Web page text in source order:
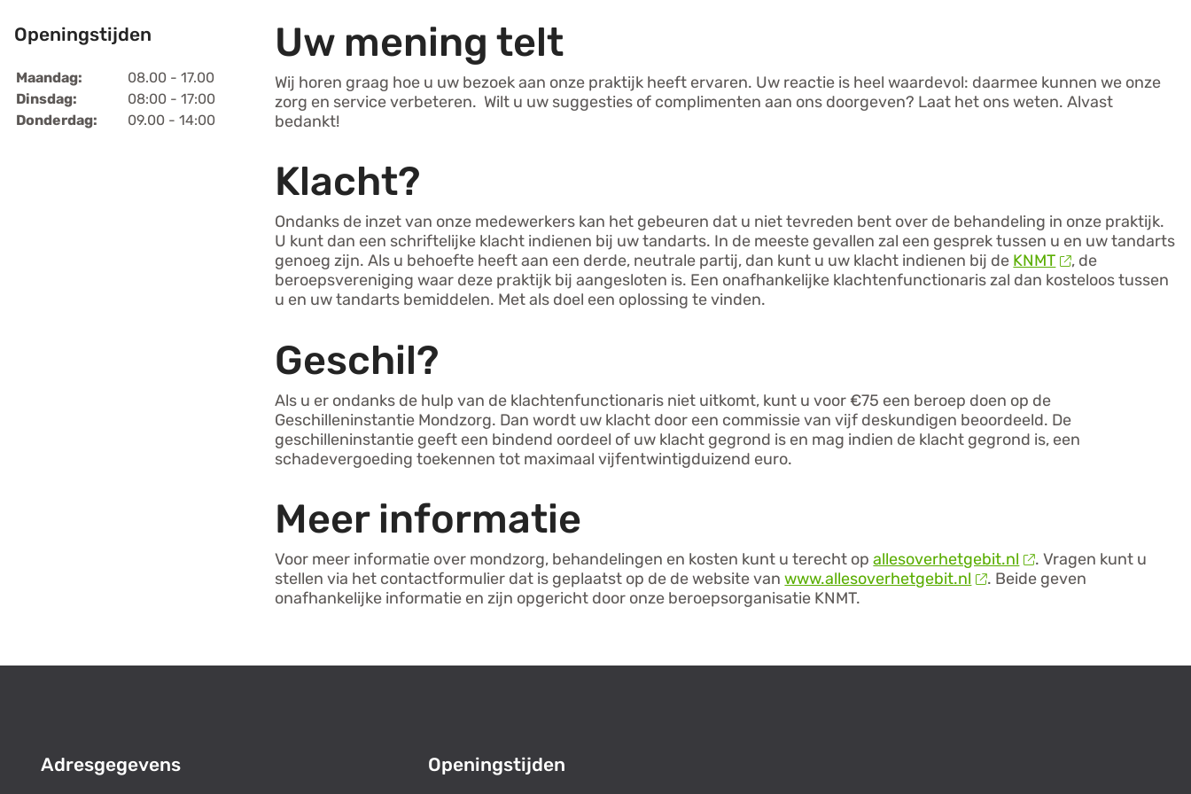
Uw mening telt
Wij horen graag hoe u uw bezoek aan onze praktijk heeft ervaren. Uw reactie is heel waardevol: daarmee kunnen we onze
zorg en service verbeteren. Wilt u uw suggesties of complimenten aan ons doorgeven? Laat het ons weten. Alvast
bedankt!
Klacht?
Ondanks de inzet van onze medewerkers kan het gebeuren dat u niet tevreden bent over de behandeling in onze praktijk.
U kunt dan een schriftelijke klacht indienen bij uw tandarts. In de meeste gevallen zal een gesprek tussen u en uw tandarts
genoeg zijn. Als u behoefte heeft aan een derde, neutrale partij, dan kunt u uw klacht indienen bij de KNMT
, de
beroepsvereniging waar deze praktijk bij aangesloten is. Een onafhankelijke klachtenfunctionaris zal dan kosteloos tussen
u en uw tandarts bemiddelen. Met als doel een oplossing te vinden.
Geschil?
Als u er ondanks de hulp van de klachtenfunctionaris niet uitkomt, kunt u voor €75 een beroep doen op de
Geschilleninstantie Mondzorg. Dan wordt uw klacht door een commissie van vijf deskundigen beoordeeld. De
geschilleninstantie geeft een bindend oordeel of uw klacht gegrond is en mag indien de klacht gegrond is, een
schadevergoeding toekennen tot maximaal vijfentwintigduizend euro.
Meer informatie
Voor meer informatie over mondzorg, behandelingen en kosten kunt u terecht opallesoverhetgebit.nl
. Vragen kunt u
stellen via het contactformulier dat is geplaatst op de de website vanwww.allesoverhetgebit.nl
. Beide geven
onafhankelijke informatie en zijn opgericht door onze beroepsorganisatie KNMT.
Openingstijden
Maandag:
08.00 - 17.00
Dinsdag:
08:00 - 17:00
Donderdag:
09.00 - 14:00
Adresgegevens Openingstijden